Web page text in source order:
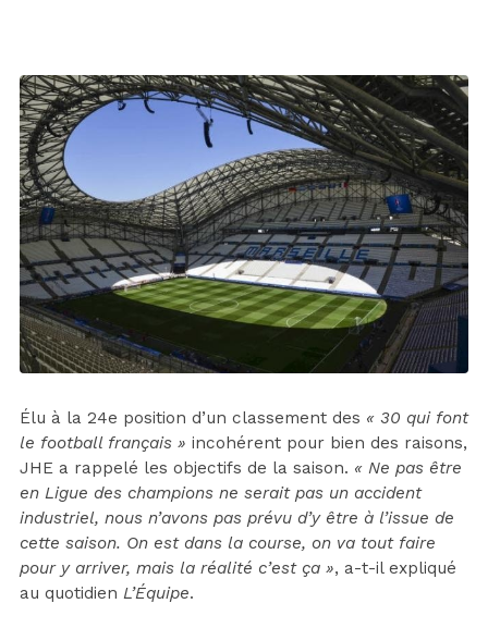
Élu à la 24e position d’un classement des « 30 qui font
le football français » incohérent pour bien des raisons,
JHE a rappelé les objectifs de la saison. « Ne pas être
en Ligue des champions ne serait pas un accident
industriel, nous n’avons pas prévu d’y être à l’issue de
cette saison. On est dans la course, on va tout faire
pour y arriver, mais la réalité c’est ça », a-t-il expliqué
au quotidien L’Équipe.